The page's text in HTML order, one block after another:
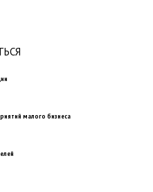
малого бизнеса